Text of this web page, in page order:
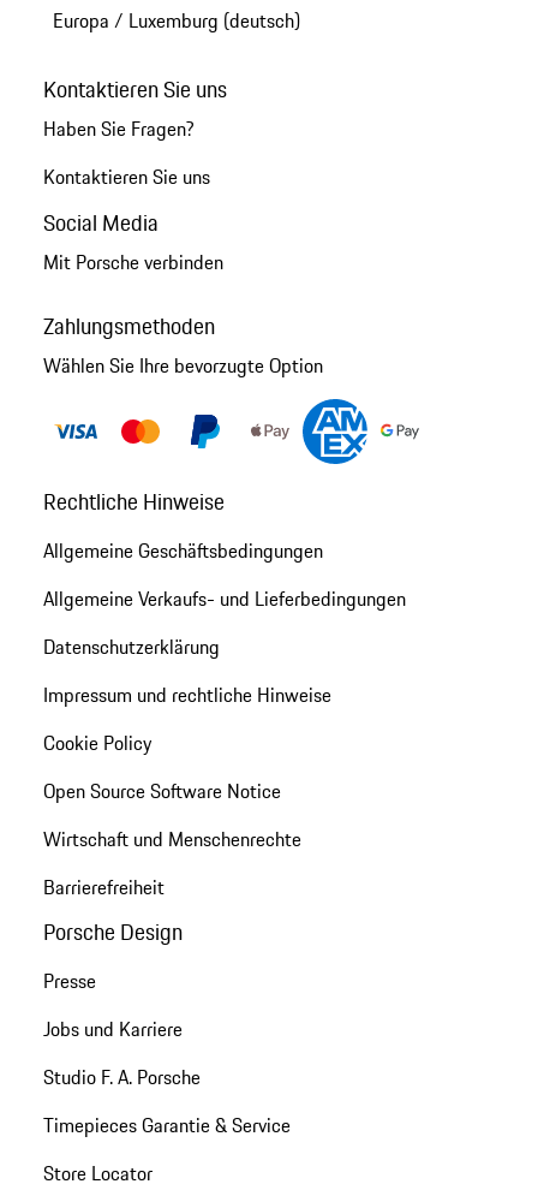
Europa / Luxemburg (deutsch)
Kontaktieren Sie uns
Haben Sie Fragen?
Kontaktieren Sie uns
Social Media
Mit Porsche verbinden
Zahlungsmethoden
Wählen Sie Ihre bevorzugte Option
Rechtliche Hinweise
Allgemeine Geschäftsbedingungen
Allgemeine Verkaufs- und Lieferbedingungen
Datenschutzerklärung
Impressum und rechtliche Hinweise
Cookie Policy
Open Source Software Notice
Wirtschaft und Menschenrechte
Barrierefreiheit
Porsche Design
Presse
Jobs und Karriere
Studio F. A. Porsche
Timepieces Garantie & Service
Store Locator